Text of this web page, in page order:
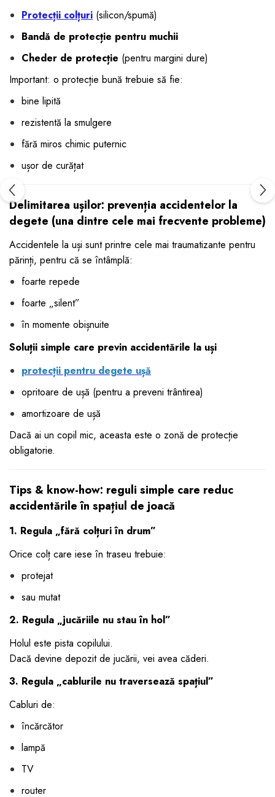
Protecții colțuri (silicon/spumă)
Bandă de protecție pentru muchii
Cheder de protecție (pentru margini dure)
Important: o protecție bună trebuie să fie:
bine lipită
rezistentă la smulgere
fără miros chimic puternic
ușor de curățat
Delimitarea ușilor: prevenția accidentelor la
degete (una dintre cele mai frecvente probleme)
Accidentele la uși sunt printre cele mai traumatizante pentru
părinți, pentru că se întâmplă:
foarte repede
foarte „silent”
în momente obișnuite
Soluții simple care previn accidentările la uși
protecții pentru degete ușă
opritoare de ușă (pentru a preveni trântirea)
amortizoare de ușă
Dacă ai un copil mic, aceasta este o zonă de protecție
obligatorie.
Tips & know-how: reguli simple care reduc
accidentările în spațiul de joacă
1. Regula „fără colțuri în drum”
Orice colț care iese în traseu trebuie:
protejat
sau mutat
2. Regula „jucăriile nu stau în hol”
Holul este pista copilului.
Dacă devine depozit de jucării, vei avea căderi.
3. Regula „cablurile nu traversează spațiul”
Cabluri de:
încărcător
lampă
TV
router